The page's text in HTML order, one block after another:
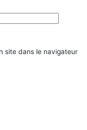
site dans le navigateur